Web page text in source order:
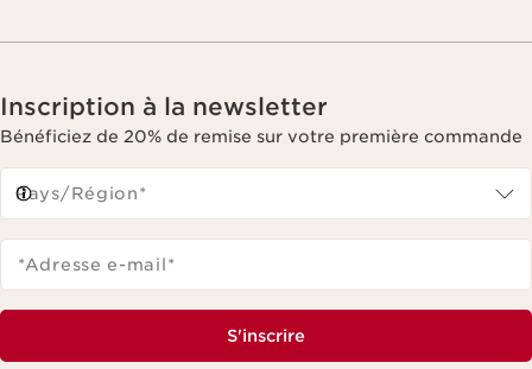
Inscription à la newsletter
Bénéficiez de 20% de remise sur votre première commande
Pays/Région*
*Adresse e-mail*
S'inscrire